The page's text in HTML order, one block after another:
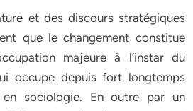
et des discours stratégiques
que le changement constitue
majeure à l‘instar du
occupe depuis fort longtemps
sociologie. En outre par un